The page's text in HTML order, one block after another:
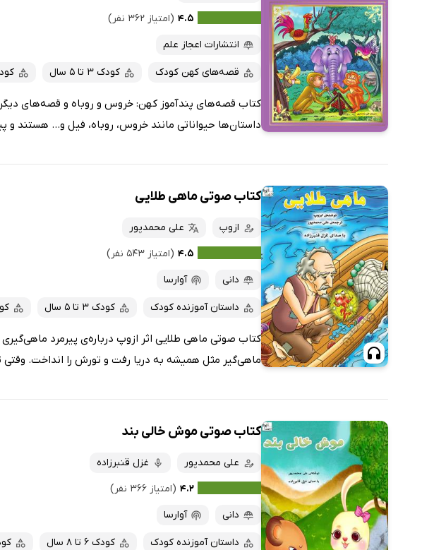
۴.۵ (امتیاز ۳۶۲ نفر)
انتشارات اعجاز علم
قصه‌های کهن کودک کودک 3 تا 5 سال کودک 6
کتاب قصه‌های پندآموز کهن: خروس و روباه و قصه‌های
داستان‌ها حیواناتی مانند خروس، روباه، فیل و... هستند و
کتاب صوتی ماهی طلایی
ازوپ
علی محمدپور
۴.۵ (امتیاز ۵۴۳ نفر)
دانی
آوارسا
داستان آموزنده کودک کودک 3 تا 5 سال
کتاب صوتی ماهی طلایی اثر ازوپ درباره‌ی پیرمرد
ماهی‌گیر مثل همیشه به دریا رفت و تورش را انداخت. وقتی
کتاب صوتی موش خالی بند
علی محمدپور
غزل قنبرزاده
۴.۲ (امتیاز ۳۶۶ نفر)
دانی
آوارسا
داستان آموزنده کودک کودک 6 تا 8 سال کودک